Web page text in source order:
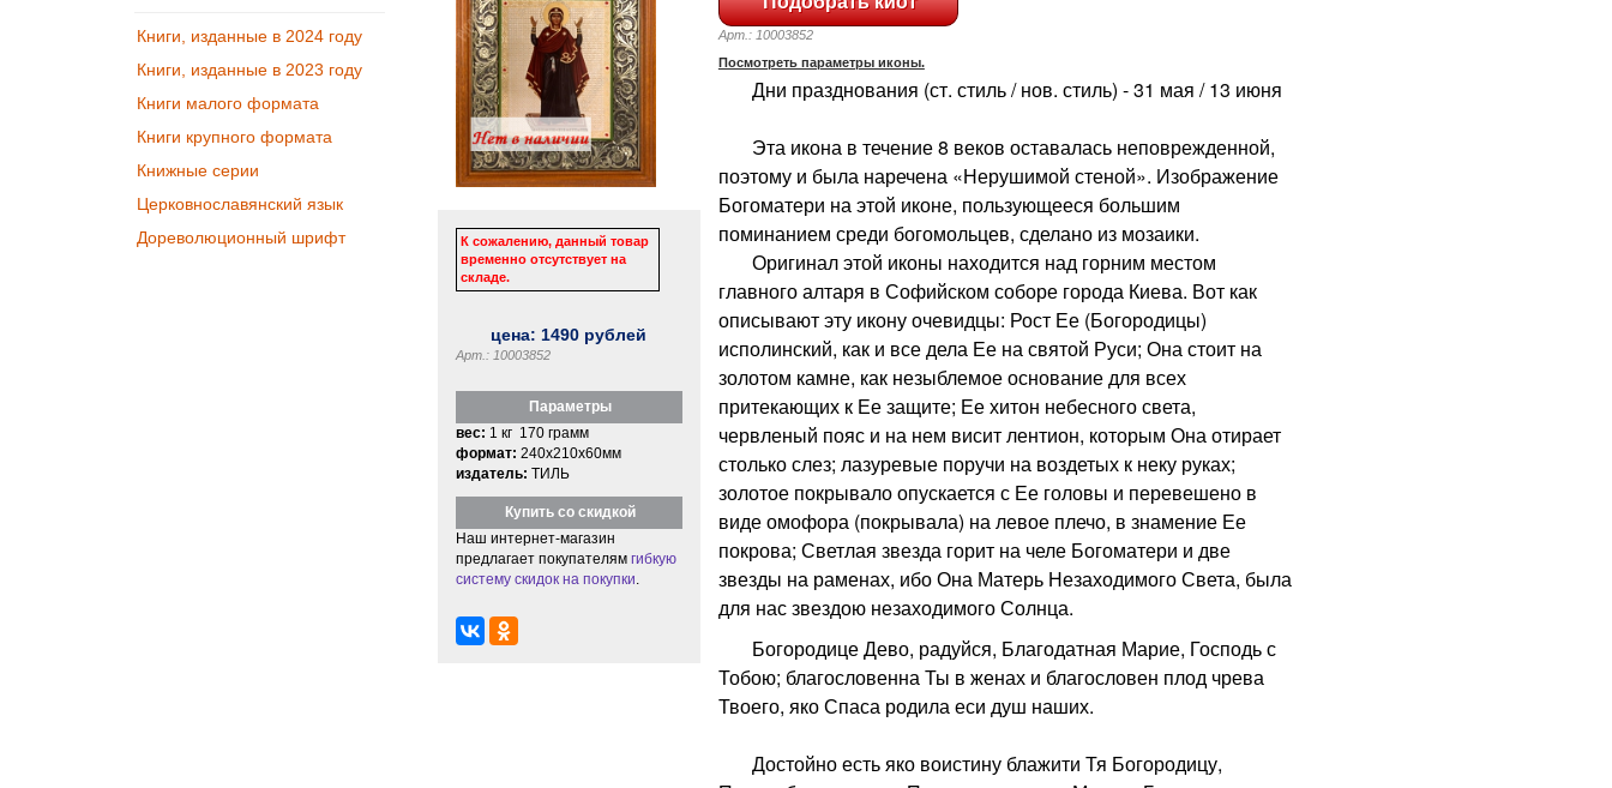
Книги, изданные в 2024 году
Книги, изданные в 2023 году
Книги малого формата
Книги крупного формата
Книжные серии
Церковнославянский язык
Дореволюционный шрифт
К сожалению, данный товар
временно отсутствует на
складе.
цена: 1490 рублей
Арт.: 10003852
Параметры
вес: 1 кг 170 грамм
формат: 240x210x60мм
издатель: ТИЛЬ
Купить со скидкой
Наш интернет-магазин
предлагает покупателям гибкую
систему скидок на покупки
Арт.: 10003852
Посмотреть параметры иконы.
Дни празднования (ст. стиль / нов. стиль) - 31 мая / 13 июня
Эта икона в течение 8 веков оставалась неповрежденной,
поэтому и была наречена «Нерушимой стеной». Изображение
Богоматери на этой иконе, пользующееся большим
поминанием среди богомольцев, сделано из мозаики.
Оригинал этой иконы находится над горним местом
главного алтаря в Софийском соборе города Киева. Вот как
описывают эту икону очевидцы: Рост Ее (Богородицы)
исполинский, как и все дела Ее на святой Руси; Она стоит на
золотом камне, как незыблемое основание для всех
притекающих к Ее защите; Ее хитон небесного света,
червленый пояс и на нем висит лентион, которым Она отирает
столько слез; лазуревые поручи на воздетых к неку руках;
золотое покрывало опускается с Ее головы и перевешено в
виде омофора (покрывала) на левое плечо, в знамение Ее
покрова; Светлая звезда горит на челе Богоматери и две
звезды на раменах, ибо Она Матерь Незаходимого Света, была
для нас звездою незаходимого Солнца.
Богородице Дево, радуйся, Благодатная Марие, Господь с
Тобою; благословенна Ты в женах и благословен плод чрева
Твоего, яко Спаса родила еси душ наших.
Достойно есть яко воистину блажити Тя Богородицу,